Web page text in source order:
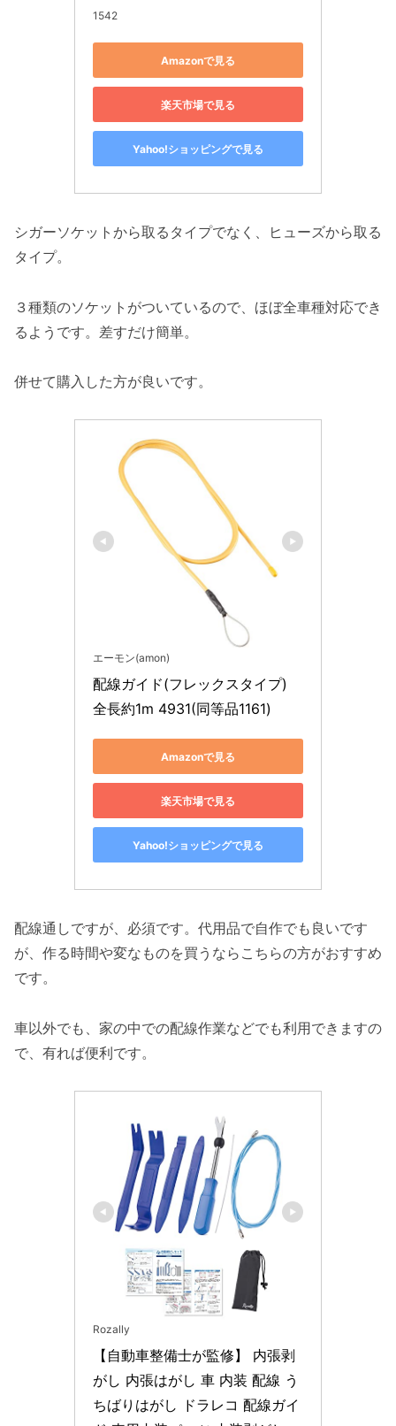
1542
Amazonで見る
楽天市場で見る
Yahoo!ショッピングで見る
シガーソケットから取るタイプでなく、ヒューズから取る
タイプ。
３種類のソケットがついているので、ほぼ全車種対応でき
るようです。差すだけ簡単。
併せて購入した方が良いです。
エーモン(amon)
配線ガイド(フレックスタイプ)
全長約1m 4931(同等品1161)
Amazonで見る
楽天市場で見る
Yahoo!ショッピングで見る
配線通しですが、必須です。代用品で自作でも良いです
が、作る時間や変なものを買うならこちらの方がおすすめ
です。
車以外でも、家の中での配線作業などでも利用できますの
で、有れば便利です。
Rozally
【自動車整備士が監修】 内張剥
がし 内張はがし 車 内装 配線 う
ちばりはがし ドラレコ 配線ガイ